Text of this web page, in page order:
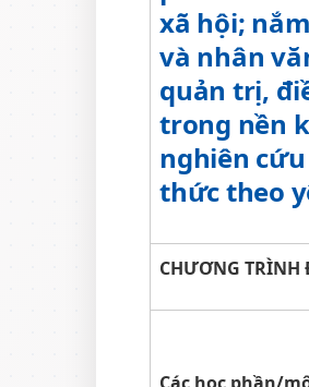
xã hội;
và nhân
quản trị,
trong nền
nghiên
thức theo
CHƯƠNG TRÌNH